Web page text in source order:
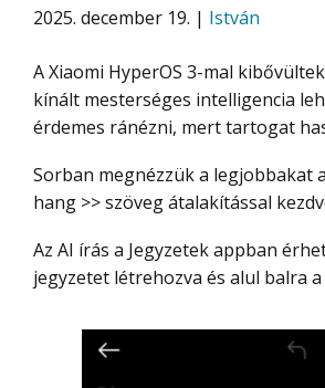
2025. december 19. | István
A Xiaomi HyperOS 3-mal
kínált mesterséges intelligencia
érdemes ránézni, mert tartogat
Sorban megnézzük a legjobbakat az AI írással és a
hang >> szöveg átalakítással
Az AI írás a Jegyzetek appban érhető el egy új
jegyzetet létrehozva és alul balra a